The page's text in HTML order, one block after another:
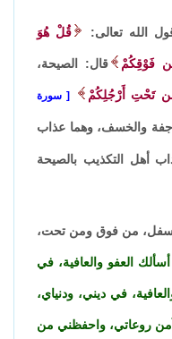
الله تعالى: قُلْ هُوَ
فَوْقِكُمْ قال: الصيحة،
تَحْتِ أَرْجُلِكُمْ سورة
والخسف، وهما عذاب
أهل التكذيب بالصيحة
من فوق ومن تحت،
أسألك العفو والعافية، في
في ديني، ودنياي،
روعاتي، واحفظني من